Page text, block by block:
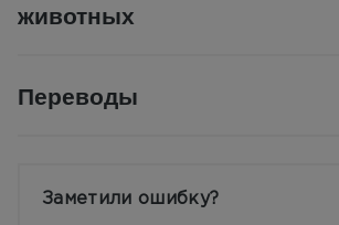
животных
Переводы
Заметили ошибку?